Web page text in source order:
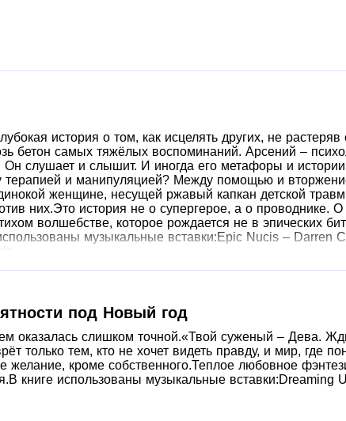
история о том, как исцелять других, не
бетон самых тяжёлых воспоминаний. Арсений –
Он слушает и слышит. И иногда его метафоры и
терапией и манипуляцией? Между помощью и
женщине, несущей ржавый капкан детской
них.Это история не о супергерое, а о проводнике.
волшебстве, которое рождается не в эпических
музыкальные вставки:Epic Nucis – Darren
под Новый год
оказалась слишком точной.«Твой суженый – Дева.
только тем, кто не хочет видеть правду, и мир, где
кроме собственного.Теплое любовное
книге использованы музыкальные вставки:Dreaming